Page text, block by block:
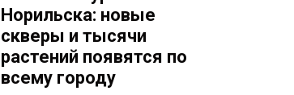
Норильска: новые
скверы и тысячи
растений появятся по
всему городу